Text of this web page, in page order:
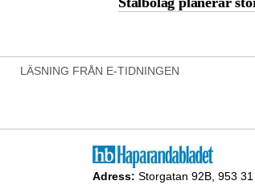
LÄSNING FRÅN E-TIDNINGEN
Adress: Storgatan 92B, 953